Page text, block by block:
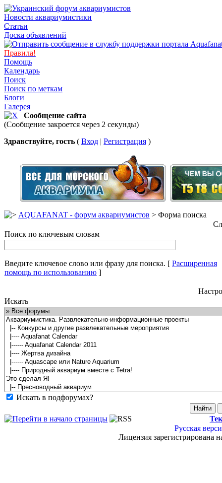
Новости аквариумистики
Статьи
Доска объявлений
Правила!
Помощь
Календарь
Поиск
Поиск по меткам
Блоги
Галерея
Сообщение сайта
(Сообщение закроется через 2 секунды)
Здравствуйте, гость ( Вход | Регистрация )
AQUAFANAT - форум аквариумистов > Форма поиска
Поиск по ключевым словам
Введите ключевое слово или фразу для поиска. [ Расширенная
помощь по использованию ]
Искать
Искать в подфорумах?
Русская
Лицензия зарегистрирована